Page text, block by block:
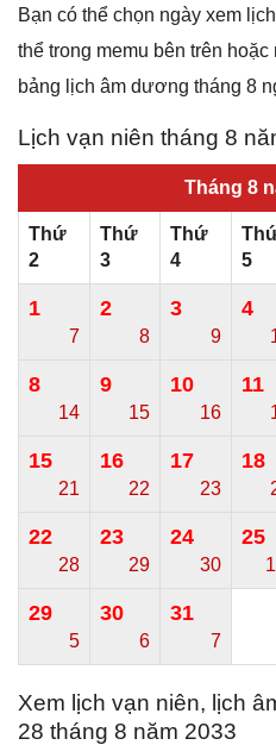
Bạn có thể chọn ngày xem
thể trong memu bên trên
bảng lịch âm dương tháng 8
Lịch vạn niên tháng 8
Tháng 8
Thứ
2
Thứ
3
Thứ
4
5
1
7
2
8
3
9
4
8
14
9
15
10
16
11
15
21
16
22
17
23
18
22
28
23
29
24
30
25
29
5
30
6
31
7
Xem lịch vạn niên, lịch
28 tháng 8 năm 2033